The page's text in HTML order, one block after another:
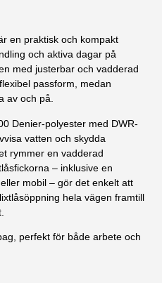
en praktisk och kompakt
och aktiva dagar på
med justerbar och vadderad
passform, medan
av och på.
Denier-polyester med DWR-
vatten och skydda
rymmer en vadderad
– inklusive en
mobil – gör det enkelt att
hela vägen framtill
perfekt för både arbete och